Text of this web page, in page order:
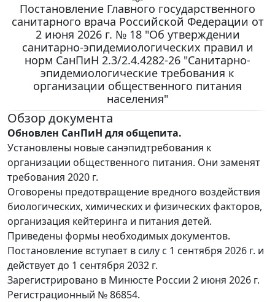
Постановление Главного государственного
санитарного врача Российской Федерации от
2 июня 2026 г. № 18 "Об утверждении
санитарно-эпидемиологических правил и
норм СанПиН 2.3/2.4.4282-26 "Санитарно-
эпидемиологические требования к
организации общественного питания
населения"
Обзор документа
Обновлен СанПиН для общепита.
Установлены новые санэпидтребования к
организации общественного питания. Они заменят
требования 2020 г.
Оговорены предотвращение вредного воздействия
биологических, химических и физических факторов,
организация кейтеринга и питания детей.
Приведены формы необходимых документов.
Постановление вступает в силу с 1 сентября 2026 г. и
действует до 1 сентября 2032 г.
Зарегистрировано в Минюсте России 2 июня 2026 г.
Регистрационный № 86854.